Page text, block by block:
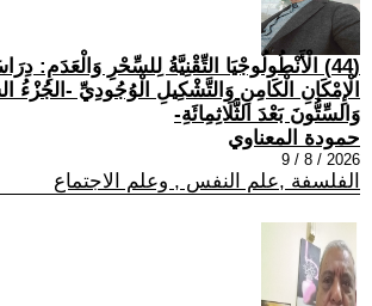
(44) الْأَنْطُولُوجْيَا التِّقْنِيَّةُ لِلسِّحْرِ وَالْعَدَمِ:
الْإِمْكَانِ الْكَامِنِ وَالتَّشْكِيلِ الْوُجُودِيِّ -الجُزْءُ
وَالسِّتُّونَ بَعْدَ الثَّلَاثِمِائَةِ-
حمودة المعناوي
2026 / 8 / 9
الفلسفة ,علم النفس , وعلم الاجتماع